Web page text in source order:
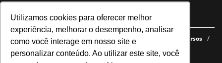
Utilizamos cookies para oferecer melhor
experiência, melhorar o desempenho, analisar
como você interage em nosso site e
personalizar conteúdo. Ao utilizar este site, você
Navegue no site
Últimas notícias Quem somos E-books gratuitos
Cursos
Política de privacidade